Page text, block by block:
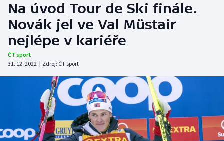
Hokej
Tenis
Atletika
Cyklistika
DALŠÍ SPORTY
Americký fotbal
NEPŘEHLÉDNĚTE
Na úvod Tour de Ski finále.
Novák jel ve Val Müstair
nejlépe v kariéře
ČT sport
31. 12. 2022 | Zdroj: ČT sport